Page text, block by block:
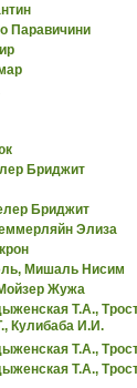
Паравичини
Бриджит
Бриджит
Элиза
Мишаль Нисим
Жужа
Т.А.,
Кулибаба И.И.
Т.А.,
Т.А.,